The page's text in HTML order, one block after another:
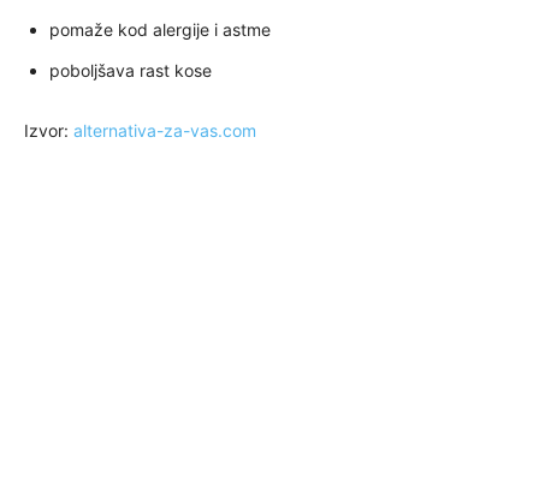
pomaže kod alergije i astme
poboljšava rast kose
Izvor: alternativa-za-vas.com